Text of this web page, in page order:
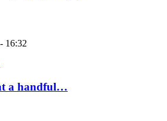
16:32
a handful…